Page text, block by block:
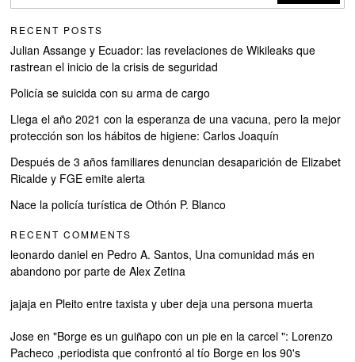
RECENT POSTS
Julian Assange y Ecuador: las revelaciones de Wikileaks que
rastrean el inicio de la crisis de seguridad
Policía se suicida con su arma de cargo
Llega el año 2021 con la esperanza de una vacuna, pero la mejor
protección son los hábitos de higiene: Carlos Joaquín
Después de 3 años familiares denuncian desaparición de Elizabet
Ricalde y FGE emite alerta
Nace la policía turística de Othón P. Blanco
RECENT COMMENTS
leonardo daniel en Pedro A. Santos, Una comunidad más en
abandono por parte de Alex Zetina
jajaja en Pleito entre taxista y uber deja una persona muerta
Jose en"Borge es un guiñapo con un pie en la carcel ": Lorenzo
Pacheco ,periodista que confrontó al tío Borge en los 90's